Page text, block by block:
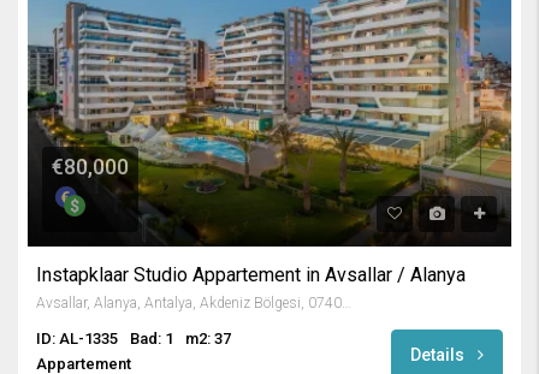
€80,000
Instapklaar Studio Appartement in Avsallar / Alanya
ID: AL-1335 Bad: 1
m2: 37
Appartement
Details